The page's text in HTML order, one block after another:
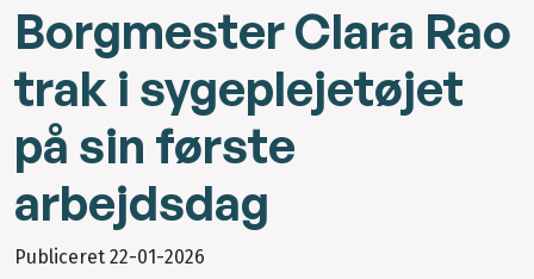
Borgmester Clara Rao
trak i sygeplejetø­jet
på sin første
arbejdsdag
Publiceret 22-01-2026